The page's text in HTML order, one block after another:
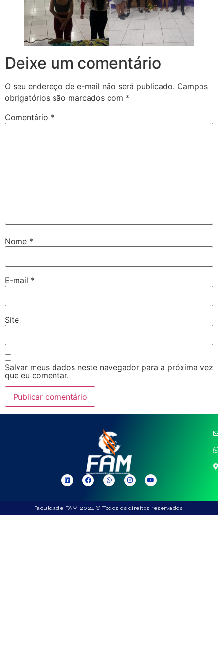
Deixe um comentário
O seu endereço de e-mail não será publicado. Campos
obrigatórios são marcados com *
Comentário *
Nome *
E-mail *
Site
Salvar meus dados neste navegador para a próxima vez
que eu comentar.
Faculdade FAM 2024 © Todos os direitos reservados.